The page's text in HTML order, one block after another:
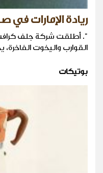
ريادة الإمارات في
". أطلقت شركة جلف
القوارب واليخوت الفاخرة،
بوتيكات